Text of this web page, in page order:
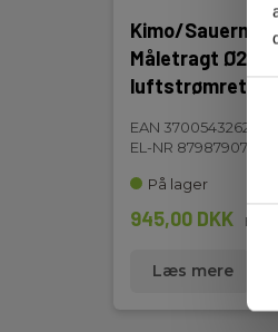
Batteri
Batteri:
IP-klasse:
Dimensioner
Kimo/
Måletragt Ø260
luftstrømretter
EAN 3700543262671
EL-NR 8798790718
På lager
945,00 DKK Excl.
Læs mere